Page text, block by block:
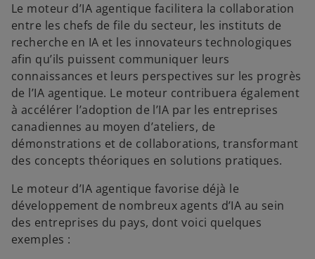
Le moteur d’IA agentique facilitera la collaboration
entre les chefs de file du secteur, les instituts de
recherche en IA et les innovateurs technologiques
afin qu’ils puissent communiquer leurs
connaissances et leurs perspectives sur les progrès
de l’IA agentique. Le moteur contribuera également
à accélérer l’adoption de l’IA par les entreprises
canadiennes au moyen d’ateliers, de
démonstrations et de collaborations, transformant
des concepts théoriques en solutions pratiques.
Le moteur d’IA agentique favorise déjà le
développement de nombreux agents d’IA au sein
des entreprises du pays, dont voici quelques
exemples :